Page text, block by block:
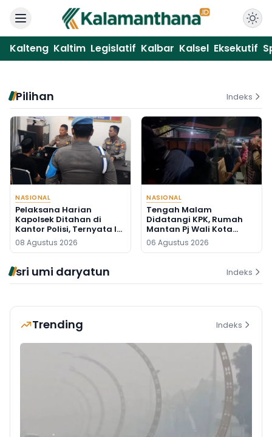
Kalteng Kaltim Legislatif Kalbar Kalsel Eksekutif
Pilihan Indeks
NASIONAL
Pelaksana Harian
Kapolsek Ditahan di
Kantor Polisi, Ternyata Ini
Penyebabnya
08 Agustus 2026
NASIONAL
Tengah Malam
Didatangi KPK, Rumah
Mantan Pj Wali Kota
Digeledah, Empat Koper
Dibawa
06 Agustus 2026
sri umi daryatun Indeks
Trending Indeks